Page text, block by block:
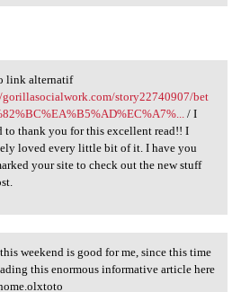
link alternatif https
link alternatif
story22740907/bet
/ I
to thank you for this excellent read!! I
loved every little bit of it. I have you
your site to check out the new stuff
weekend is good
weekend is good for me, since this time
this enormous informative article here